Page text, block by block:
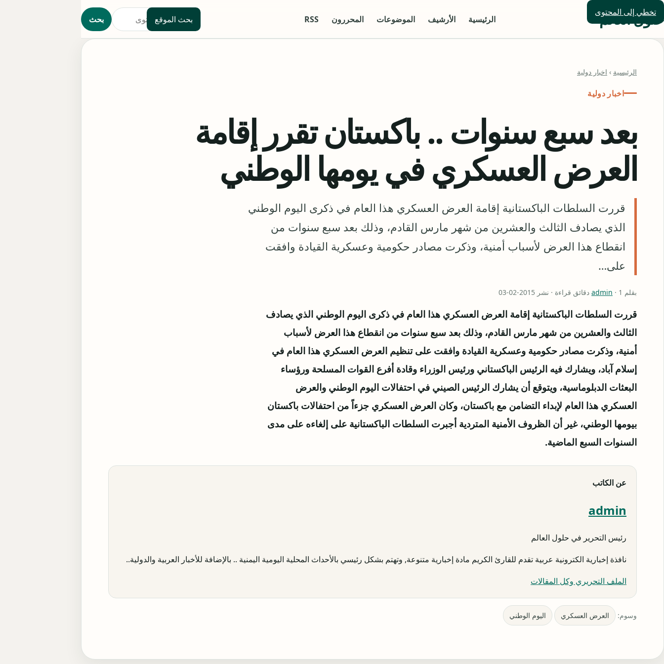
تخطي إلى المحتوى
حلول العالم الرئيسية الأرشيف الموضوعات المحررون RSS بحث الموقع بحث
الرئيسية › اخبار دولية
اخبار دولية
بعد سبع سنوات .. باكستان تقرر إقامة
العرض العسكري في يومها الوطني
قررت السلطات الباكستانية إقامة العرض العسكري هذا العام في ذكرى اليوم الوطني
الذي يصادف الثالث والعشرين من شهر مارس القادم، وذلك بعد سبع سنوات من
انقطاع هذا العرض لأسباب أمنية، وذكرت مصادر حكومية وعسكرية القيادة وافقت
على…
بقلم admin · 1 دقائق قراءة · نشر 2015-02-03
قررت السلطات الباكستانية إقامة العرض العسكري هذا العام في ذكرى اليوم الوطني الذي يصادف
الثالث والعشرين من شهر مارس القادم، وذلك بعد سبع سنوات من انقطاع هذا العرض لأسباب
أمنية، وذكرت مصادر حكومية وعسكرية القيادة وافقت على تنظيم العرض العسكري هذا العام في
إسلام آباد، ويشارك فيه الرئيس الباكستاني ورئيس الوزراء وقادة أفرع القوات المسلحة ورؤساء
البعثات الدبلوماسية، ويتوقع أن يشارك الرئيس الصيني في احتفالات اليوم الوطني والعرض
العسكري هذا العام لإبداء التضامن مع باكستان، وكان العرض العسكري جزءاً من احتفالات باكستان
بيومها الوطني، غير أن الظروف الأمنية المتردية أجبرت السلطات الباكستانية على إلغاءه على مدى
السنوات السبع الماضية.
عن الكاتب
admin
رئيس التحرير في حلول العالم
نافذة إخبارية الكترونية عربية تقدم للقارئ الكريم مادة إخبارية متنوعة, وتهتم بشكل رئيسي بالأحداث المحلية اليومية اليمنية .. بالإضافة للأخبار العربية والدولية..
الملف التحريري وكل المقالات
وسوم: العرض العسكري اليوم الوطني